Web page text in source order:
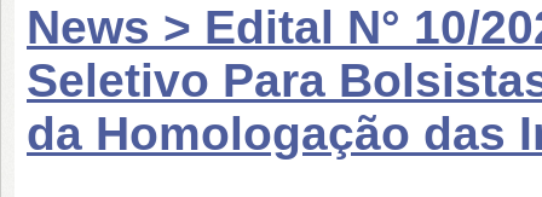
News > Edital N° 10/
Seletivo Para
da Homologação das